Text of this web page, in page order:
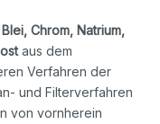
Chrom, Natrium,
aus dem
Verfahren der
und Filterverfahren
von vornherein